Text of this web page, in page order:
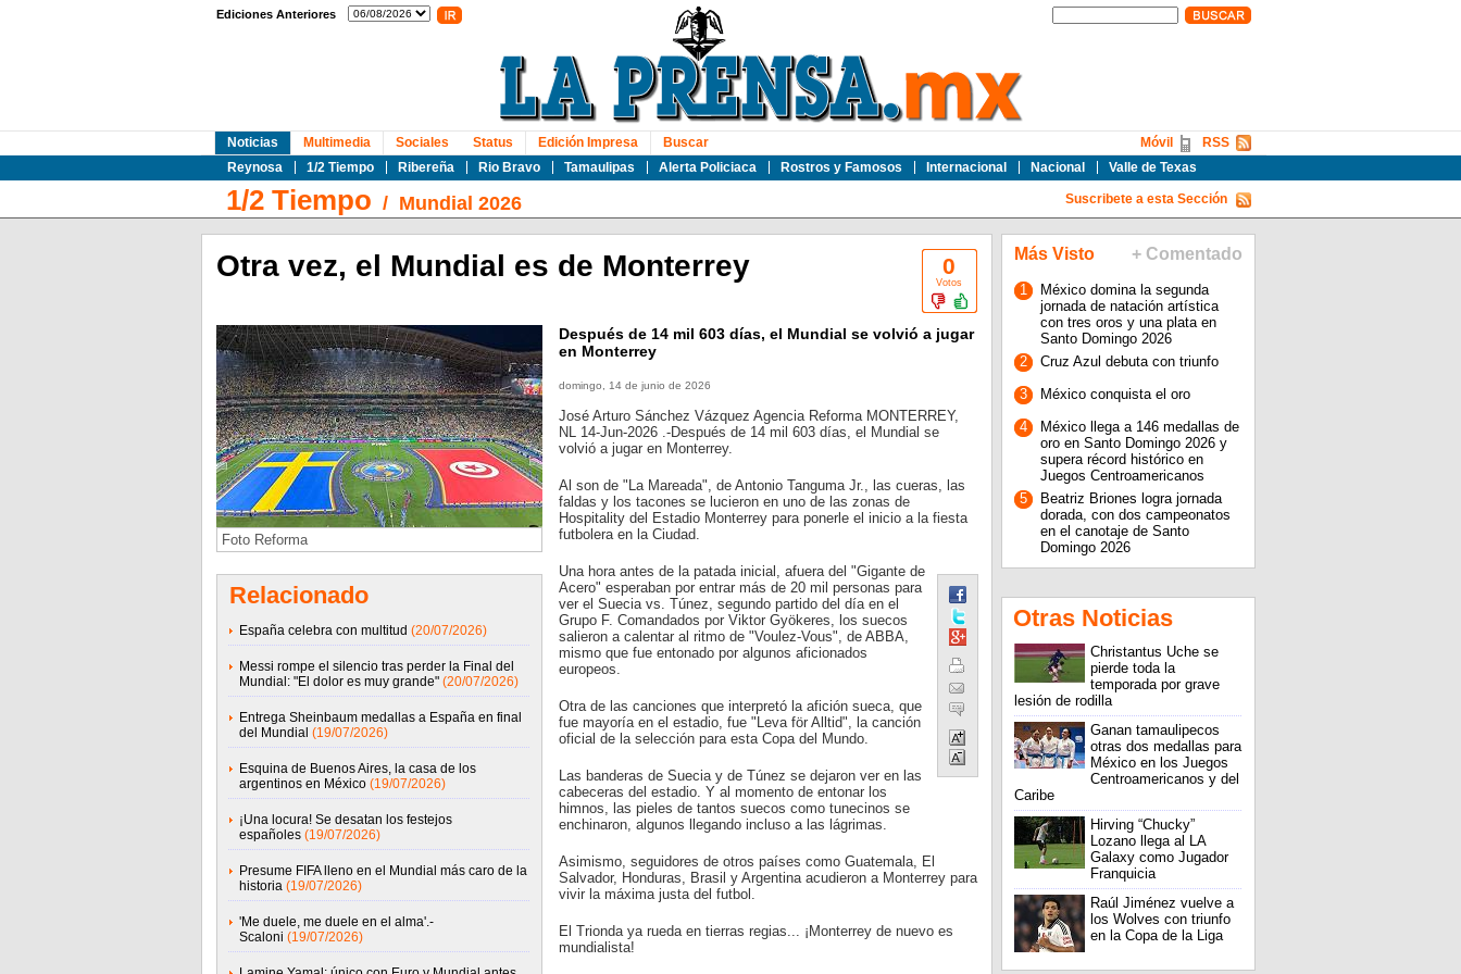
Ediciones Anteriores
Noticias
Reynosa
1/2 Tiempo Ribereña Rio Bravo Tamaulipas Alerta Policiaca Rostros y Famosos Internacional Nacional Valle de Texas
Multimedia Sociales Status Edición Impresa Buscar RSS
Móvil
1/2 Tiempo / Mundial 2026 Suscribete a esta Sección
0
Votos
Otra vez, el Mundial es de Monterrey
Foto Reforma
Relacionado
España celebra con multitud (20/07/2026)
Messi rompe el silencio tras perder la Final del
Mundial: "El dolor es muy grande" (20/07/2026)
Entrega Sheinbaum medallas a España en final
del Mundial (19/07/2026)
Esquina de Buenos Aires, la casa de los
argentinos en México (19/07/2026)
¡Una locura! Se desatan los festejos
españoles (19/07/2026)
Presume FIFA lleno en el Mundial más caro de la
historia (19/07/2026)
'Me duele, me duele en el alma'.-
Scaloni (19/07/2026)
Después de 14 mil 603 días, el Mundial se volvió a jugar
en Monterrey
domingo, 14 de junio de 2026
José Arturo Sánchez Vázquez Agencia Reforma MONTERREY,
NL 14-Jun-2026 .-Después de 14 mil 603 días, el Mundial se
volvió a jugar en Monterrey.
Al son de "La Mareada", de Antonio Tanguma Jr., las cueras, las
faldas y los tacones se lucieron en uno de las zonas de
Hospitality del Estadio Monterrey para ponerle el inicio a la fiesta
futbolera en la Ciudad.
Una hora antes de la patada inicial, afuera del "Gigante de
Acero" esperaban por entrar más de 20 mil personas para
ver el Suecia vs. Túnez, segundo partido del día en el
Grupo F. Comandados por Viktor Gyökeres, los suecos
salieron a calentar al ritmo de "Voulez-Vous", de ABBA,
mismo que fue entonado por algunos aficionados
europeos.
Otra de las canciones que interpretó la afición sueca, que
fue mayoría en el estadio, fue "Leva för Alltid", la canción
oficial de la selección para esta Copa del Mundo.
Las banderas de Suecia y de Túnez se dejaron ver en las
cabeceras del estadio. Y al momento de entonar los
himnos, las pieles de tantos suecos como tunecinos se
enchinaron, algunos llegando incluso a las lágrimas.
Asimismo, seguidores de otros países como Guatemala, El
Salvador, Honduras, Brasil y Argentina acudieron a Monterrey para
vivir la máxima justa del futbol.
El Trionda ya rueda en tierras regias... ¡Monterrey de nuevo es
mundialista!
Más Visto + Comentado
1
México domina la segunda
jornada de natación artística
con tres oros y una plata en
Santo Domingo 2026
2
Cruz Azul debuta con triunfo
3
México conquista el oro
4
México llega a 146 medallas de
oro en Santo Domingo 2026 y
supera récord histórico en
Juegos Centroamericanos
5
Beatriz Briones logra jornada
dorada, con dos campeonatos
en el canotaje de Santo
Domingo 2026
Otras Noticias
Christantus Uche se
pierde toda la
temporada por grave
lesión de rodilla
Ganan tamaulipecos
otras dos medallas para
México en los Juegos
Centroamericanos y del
Caribe
Hirving “Chucky”
Lozano llega al LA
Galaxy como Jugador
Franquicia
Raúl Jiménez vuelve a
los Wolves con triunfo
en la Copa de la Liga